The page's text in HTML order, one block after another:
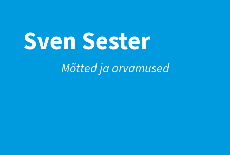
Sven Sester
Mõtted ja arvamused